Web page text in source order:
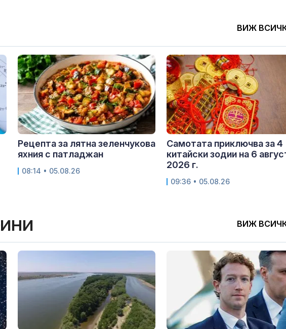
ВИЖ
Рецепта за лятна зеленчукова
яхния с патладжан
08:14 • 05.08.26
Самотата приключва за 4
китайски зодии на 6
2026 г.
09:36 • 05.08.26
ВИЖ